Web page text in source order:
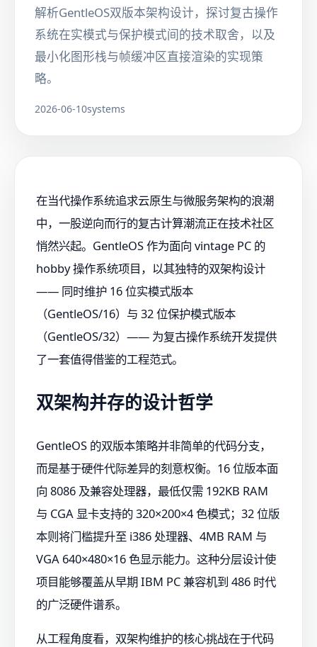
解析GentleOS双版本架构设计，探讨复古操作
系统在实模式与保护模式间的技术取舍，以及
最小化图形栈与帧缓冲区直接渲染的实现策
略。
2026-06-10systems
在当代操作系统追求云原生与微服务架构的浪潮
中，一股逆向而行的复古计算潮流正在技术社区
悄然兴起。GentleOS 作为面向 vintage PC 的
hobby 操作系统项目，以其独特的双架构设计
—— 同时维护 16 位实模式版本
（GentleOS/16）与 32 位保护模式版本
（GentleOS/32）—— 为复古操作系统开发提供
了一套值得借鉴的工程范式。
双架构并存的设计哲学
GentleOS 的双版本策略并非简单的代码分支，
而是基于硬件代际差异的刻意权衡。16 位版本面
向 8086 及兼容处理器，最低仅需 192KB RAM
与 CGA 显卡支持的 320×200×4 色模式；32 位版
本则将门槛提升至 i386 处理器、4MB RAM 与
VGA 640×480×16 色显示能力。这种分层设计使
项目能够覆盖从早期 IBM PC 兼容机到 486 时代
的广泛硬件谱系。
从工程角度看，双架构维护的核心挑战在于代码